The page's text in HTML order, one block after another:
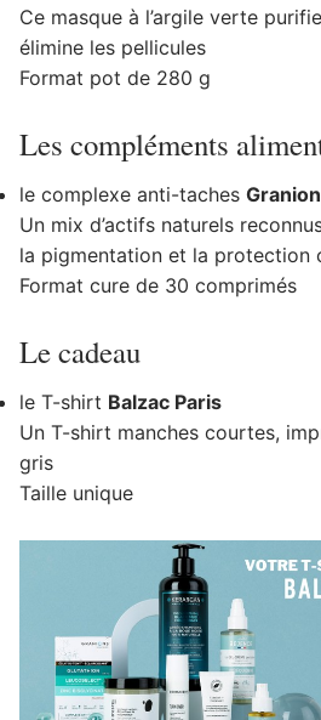
Ce masque à l’argile verte
élimine les pellicules
Format pot de 280 g
Les compléments
le complexe anti-taches
Un mix d’actifs naturels
la pigmentation et la protection
Format cure de 30 comprimés
Le cadeau
le T-shirt Balzac Paris
Un T-shirt manches courtes,
gris
Taille unique